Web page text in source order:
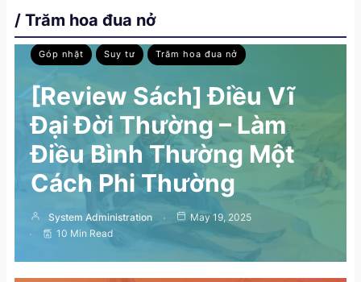
/ Trăm hoa đua nở
Góp nhặt Suy tư Trăm hoa đua nở
[Review Sách] Điều Vĩ
Đại Đời Thường – Làm
Điều Bình Thường Một
Cách Phi Thường
System Administration
May 19, 2025
10 Min Read